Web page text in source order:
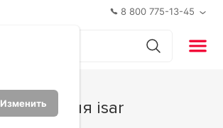
Изменить
8 800 775-13-45
Коллекция isar